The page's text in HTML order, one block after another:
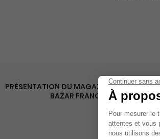
PRÉSENTATION DU MAGAZINE HARPER'S
BAZAR FRANCE